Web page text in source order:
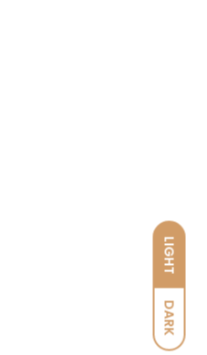
LIGHT
DARK